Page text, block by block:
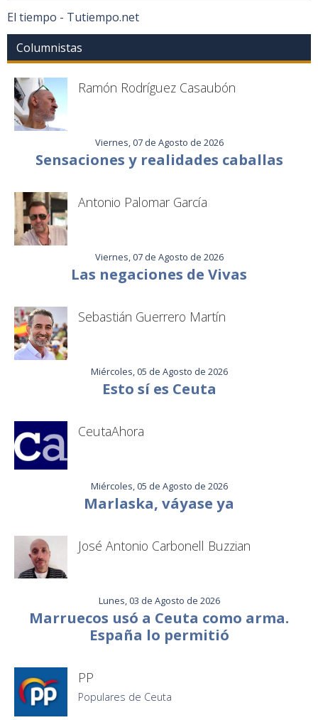
El tiempo - Tutiempo.net
Columnistas
Ramón Rodríguez Casaubón
Viernes, 07 de Agosto de 2026
Sensaciones y realidades caballas
Antonio Palomar García
Viernes, 07 de Agosto de 2026
Las negaciones de Vivas
Sebastián Guerrero Martín
Miércoles, 05 de Agosto de 2026
Esto sí es Ceuta
CeutaAhora
Miércoles, 05 de Agosto de 2026
Marlaska, váyase ya
José Antonio Carbonell Buzzian
Lunes, 03 de Agosto de 2026
Marruecos usó a Ceuta como arma.
España lo permitió
PP
Populares de Ceuta